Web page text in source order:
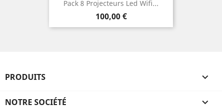
Pack 8 Projecteurs Led Wifi...
Prix
100,00 €
PRODUITS 
NOTRE SOCIÉTÉ 